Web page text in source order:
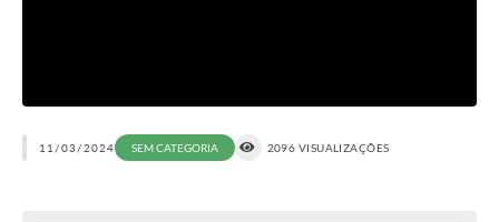
11/03/2024 SEM CATEGORIA 2096 VISUALIZAÇÕES